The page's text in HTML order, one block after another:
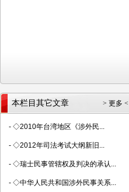
> 更多 <
本栏目其它文章
- ◇2010年台湾地区《涉外民...
- ◇2012年司法考试大纲新旧...
- ◇瑞士民事管辖权及判决的承认...
- ◇中华人民共和国涉外民事关系...